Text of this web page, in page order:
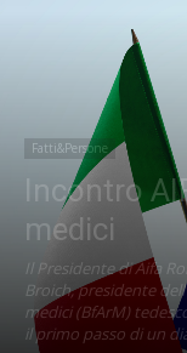
Fatti&Persone
Incontro
medici
Il Presidente di Aifa
Broich, presidente
medici (BfArM)
il primo passo di un